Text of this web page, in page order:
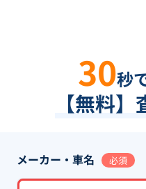
30秒
【無料
メーカー・車名 必須